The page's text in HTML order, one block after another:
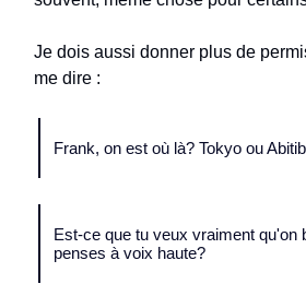
Je dois aussi donner plus de
me dire :
Frank, on est où là? Tokyo ou
Est-ce que tu veux vraiment qu'on
penses à voix haute?